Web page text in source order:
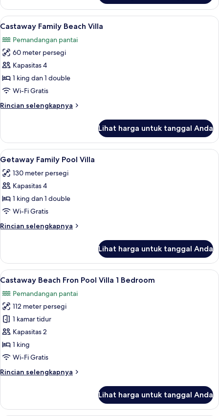
Haadtien
Villa
Lihat
semua
foto
untuk
Castaway
Family
Beach
Castaway Family Beach Villa |
7
Castaway Family Beach Villa
Pemandangan pantai
60 meter persegi
Kapasitas 4
1 king dan 1 double
Wi-Fi Gratis
Rincian selengkapnya
Rincian
Castaway
Family
Beach
Lihat harga untuk tanggal Anda
Lihat
semua
foto
untuk
Getaway
Family
Pool
Villa
Getaway Family Pool Villa | Minibar,
7
Getaway Family Pool Villa
130 meter persegi
Kapasitas 4
1 king dan 1 double
Wi-Fi Gratis
Rincian selengkapnya
Rincian
Getaway
Family
Pool
Lihat harga untuk tanggal Anda
Lihat
semua
foto
untuk
Castaway
Beach
Fron
Pool
1
Castaway Beach Fron Pool Villa 1
6
Castaway Beach Fron Pool Villa 1 Bedroom
Pemandangan pantai
112 meter persegi
1 kamar tidur
Kapasitas 2
1 king
Wi-Fi Gratis
Rincian selengkapnya
Rincian
Castaway
Lihat harga untuk tanggal Anda